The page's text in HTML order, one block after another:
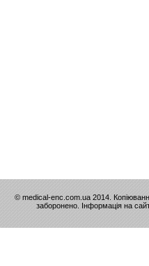
© medical-enc.com.ua 2014.
заборонено. Інформація на